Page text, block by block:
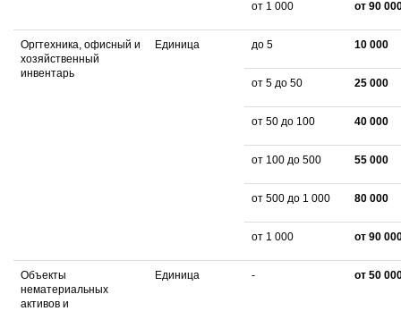
от 1 000 от 90
Оргтехника, офисный и
хозяйственный
инвентарь
Единица до 5 10 000
от 5 до 50 25 000
от 50 до 100 40 000
от 100 до 500 55 000
от 500 до 1 000 80 000
от 1 000 от 90
Объекты
нематериальных
активов и
Единица - от 50